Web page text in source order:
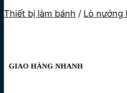
Thiết bị làm bánh / Lò nướng
GIAO HÀNG NHANH